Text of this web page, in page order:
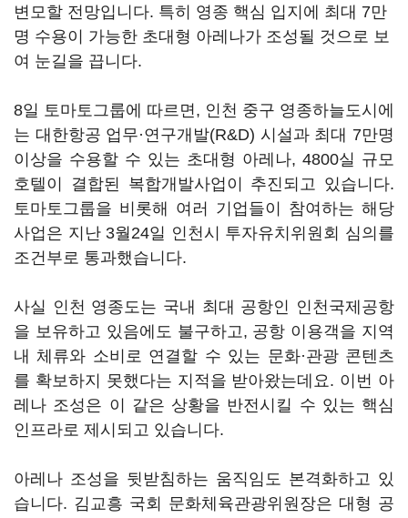
변모할 전망입니다. 특히 영종 핵심 입지에 최대 7만
명 수용이 가능한 초대형 아레나가 조성될 것으로 보
여 눈길을 끕니다.
8일 토마토그룹에 따르면, 인천 중구 영종하늘도시에
는 대한항공 업무·연구개발(R&D) 시설과 최대 7만명
이상을 수용할 수 있는 초대형 아레나, 4800실 규모
호텔이 결합된 복합개발사업이 추진되고 있습니다.
토마토그룹을 비롯해 여러 기업들이 참여하는 해당
사업은 지난 3월24일 인천시 투자유치위원회 심의를
조건부로 통과했습니다.
사실 인천 영종도는 국내 최대 공항인 인천국제공항
을 보유하고 있음에도 불구하고, 공항 이용객을 지역
내 체류와 소비로 연결할 수 있는 문화·관광 콘텐츠
를 확보하지 못했다는 지적을 받아왔는데요. 이번 아
레나 조성은 이 같은 상황을 반전시킬 수 있는 핵심
인프라로 제시되고 있습니다.
아레나 조성을 뒷받침하는 움직임도 본격화하고 있
습니다. 김교흥 국회 문화체육관광위원장은 대형 공